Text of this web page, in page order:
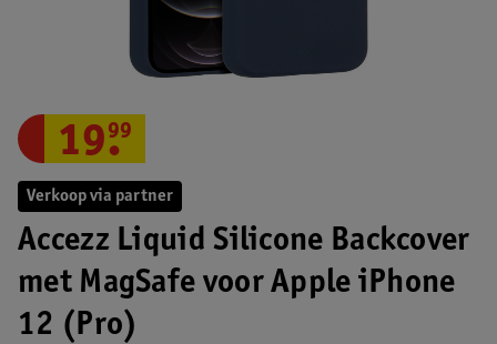
Verkoop via partner
Accezz Liquid Silicone Backcover
met MagSafe voor Apple iPhone
12 (Pro)
19.
99